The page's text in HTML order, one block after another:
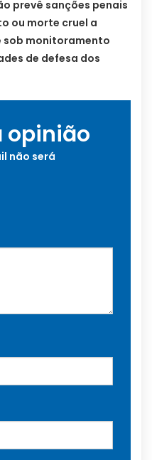
prevê sanções penais
ou morte cruel a
sob monitoramento
de defesa dos
opinião
não será